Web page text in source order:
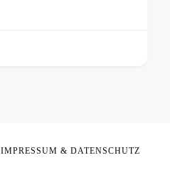
IMPRESSUM & DATENSCHUTZ